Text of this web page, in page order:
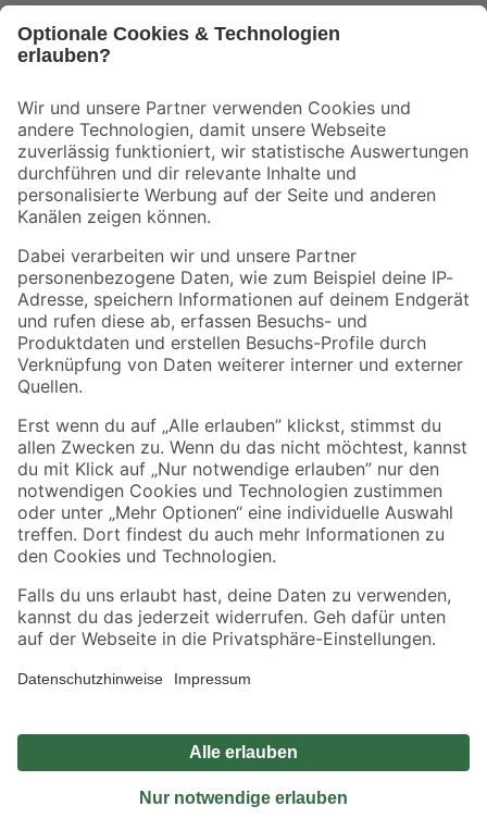
Der toom Newsletter: Keine Angebote und Aktionen mehr verpassen!
Zur Newsletter Anmeldung
Folge uns
Zahlungsarten Versandarten
Sicher einkaufen
Jetzt die toom-App herunterladen
Alle Preisangaben in EUR inkl. gesetzl. MwSt.. Die dargestellten Angebote sind unter
Umständen nicht in allen Märkten verfügbar. Die angegebenen Verfügbarkeiten beziehen
Produkte nur solange der Vorrat reicht.
*Paketversand ab 59 € versandkostenfrei, gilt nicht für Artikel mit Speditionsversand, hier
Privatsphäre Impressum
Nutzungsbedingungen
Widerrufsrecht
Vertrag widerrufen